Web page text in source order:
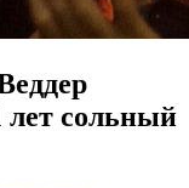
лет сольный